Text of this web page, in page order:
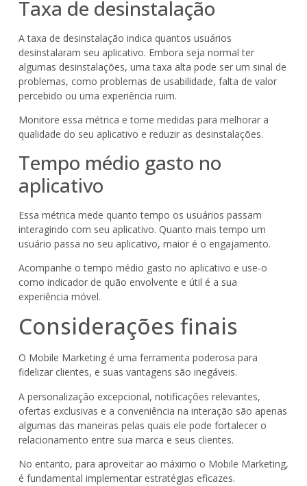
Taxa de desinstalação
A taxa de desinstalação indica quantos usuários
desinstalaram seu aplicativo. Embora seja normal ter
algumas desinstalações, uma taxa alta pode ser um sinal de
problemas, como problemas de usabilidade, falta de valor
percebido ou uma experiência ruim.
Monitore essa métrica e tome medidas para melhorar a
qualidade do seu aplicativo e reduzir as desinstalações.
Tempo médio gasto no
aplicativo
Essa métrica mede quanto tempo os usuários passam
interagindo com seu aplicativo. Quanto mais tempo um
usuário passa no seu aplicativo, maior é o engajamento.
Acompanhe o tempo médio gasto no aplicativo e use-o
como indicador de quão envolvente e útil é a sua
experiência móvel.
Considerações finais
O Mobile Marketing é uma ferramenta poderosa para
fidelizar clientes, e suas vantagens são inegáveis.
A personalização excepcional, notificações relevantes,
ofertas exclusivas e a conveniência na interação são apenas
algumas das maneiras pelas quais ele pode fortalecer o
relacionamento entre sua marca e seus clientes.
No entanto, para aproveitar ao máximo o Mobile Marketing,
é fundamental implementar estratégias eficazes.